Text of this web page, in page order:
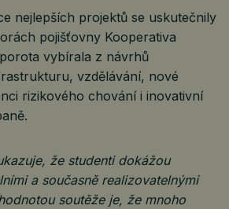
nejlepších projektů se uskutečnily
pojišťovny Kooperativa
vybírala z návrhů
vzdělávání, nové
rizikového chování i inovativní
že studenti dokážou
a současně realizovatelnými
soutěže je, že mnoho